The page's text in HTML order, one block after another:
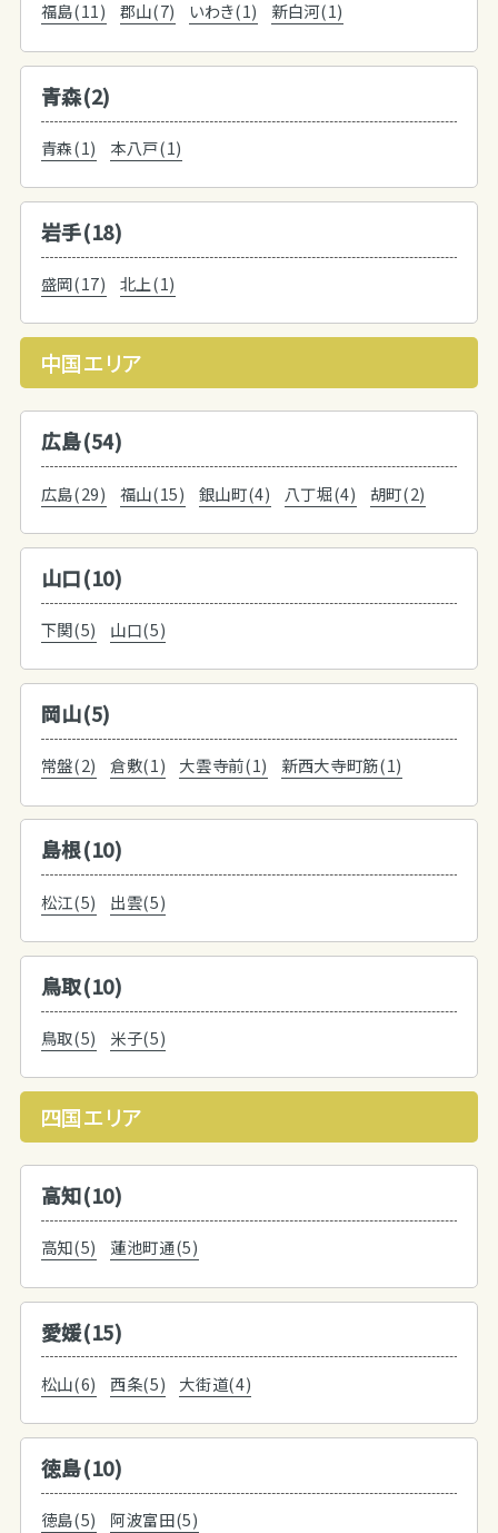
福島(11) 郡山(7) いわき(1) 新白河(1)
青森(2)
青森(1) 本八戸(1)
岩手(18)
盛岡(17) 北上(1)
中国エリア
広島(54)
広島(29) 福山(15) 銀山町(4) 八丁堀(4) 胡町(2)
山口(10)
下関(5) 山口(5)
岡山(5)
常盤(2) 倉敷(1) 大雲寺前(1) 新西大寺町筋(1)
島根(10)
松江(5) 出雲(5)
鳥取(10)
鳥取(5) 米子(5)
四国エリア
高知(10)
高知(5) 蓮池町通(5)
愛媛(15)
松山(6) 西条(5) 大街道(4)
徳島(10)
徳島(5) 阿波富田(5)